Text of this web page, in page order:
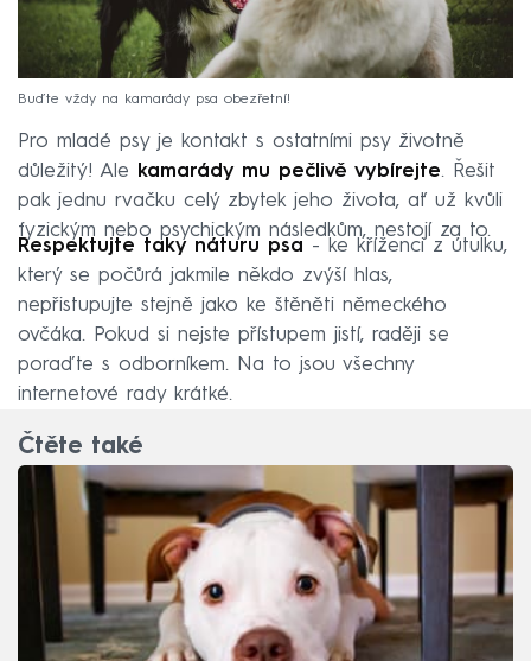
Buďte vždy na kamarády psa obezřetní!
Pro mladé psy je kontakt s ostatními psy životně
důležitý! Ale
kamarády mu pečlivě vybírejte. Řešit
pak jednu rvačku celý zbytek jeho života, ať už kvůli
fyzickým nebo psychickým následkům, nestojí za to.
Respektujte taky náturu psa - ke kříženci z útulku,
který se počůrá jakmile někdo zvýší hlas,
nepřistupujte stejně jako ke štěněti německého
ovčáka. Pokud si nejste přístupem jistí, raději se
poraďte s odborníkem. Na to jsou všechny
internetové rady krátké.
Čtěte také